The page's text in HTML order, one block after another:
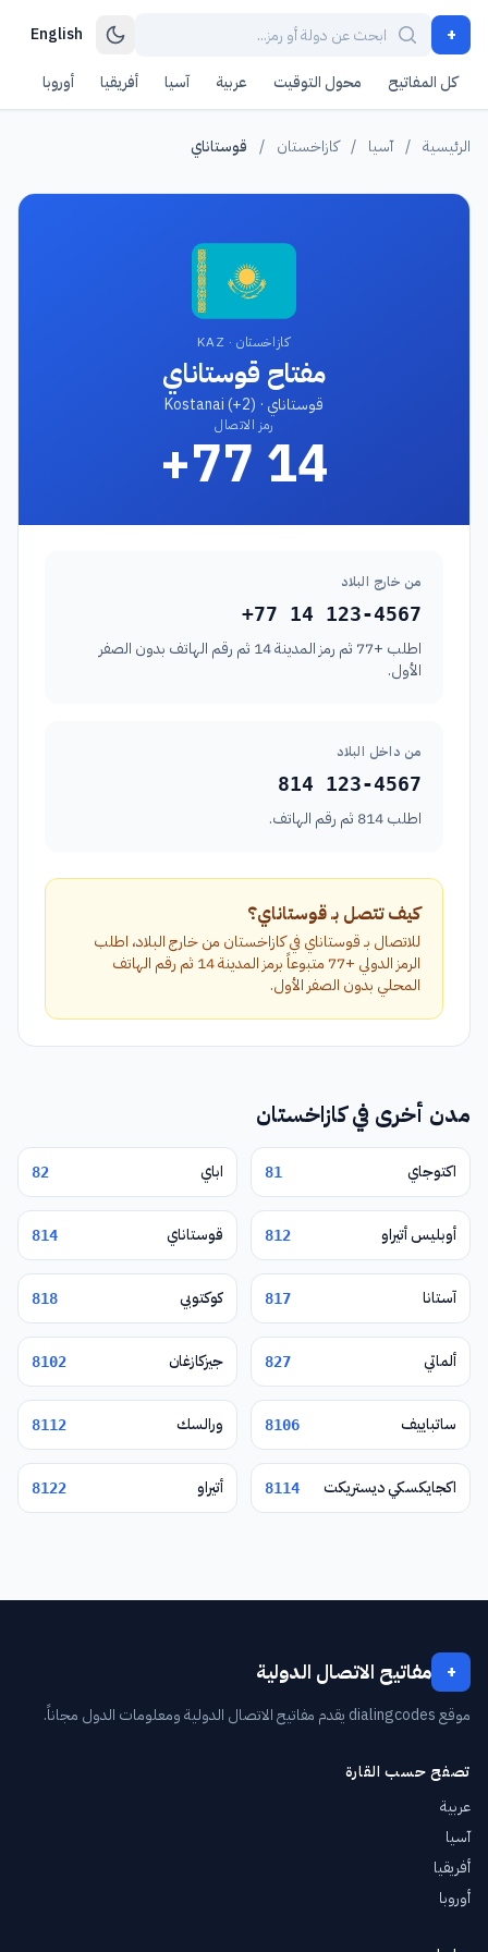
+
English
كل المفاتيح محول التوقيت عربية آسيا أفريقيا أوروبا
الرئيسية / آسيا / كازاخستان / قوستاناي
كازاخستان · KAZ
مفتاح قوستاناي
قوستاناي · Kostanai (+2)
رمز الاتصال
+77 14
من خارج البلاد
+77 14 123-4567
اطلب +77 ثم رمز المدينة 14 ثم رقم الهاتف بدون الصفر
الأول.
من داخل البلاد
814 123-4567
اطلب 814 ثم رقم الهاتف.
كيف تتصل بـ قوستاناي؟
للاتصال بـ قوستاناي في كازاخستان من خارج البلاد، اطلب
الرمز الدولي +77 متبوعاً برمز المدينة 14 ثم رقم الهاتف
المحلي بدون الصفر الأول.
مدن أخرى في كازاخستان
اكتوجاي 81 اباي 82
أوبليس أتيراو 812 قوستاناي 814
آستانا 817 كوكتوبي 818
ألماتي 827 جيزكازغان 8102
ساتباييف 8106 ورالسك 8112
اكجايكسكي ديستريكت 8114 أتيراو 8122
+ مفاتيح الاتصال الدولية
موقع dialingcodes يقدم مفاتيح الاتصال الدولية ومعلومات الدول مجاناً.
تصفح حسب القارة
عربية
آسيا
أفريقيا
أوروبا